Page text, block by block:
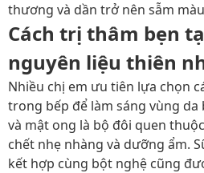
thương và dần trở nên sẫm
Cách trị thâm bẹn
nguyên liệu thiên
Nhiều chị em ưu tiên lựa chọn
trong bếp để làm sáng vùng da
và mật ong là bộ đôi quen
chết nhẹ nhàng và dưỡng ẩm.
kết hợp cùng bột nghệ cũng